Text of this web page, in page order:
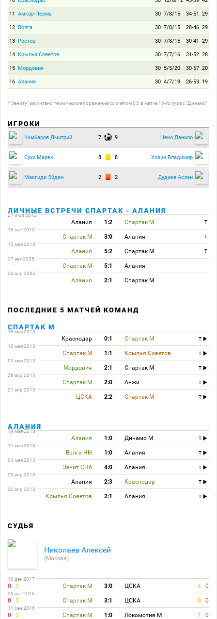
11 Амкар-Пермь 30 7/8/15 34-51 29
12 Волга 30 7/8/15 28-46 29
13 Ростов 30 7/8/15 30-41 29
14 Крылья Советов 30 7/7/16 31-52 28
15 Мордовия 30 5/5/20 30-57 20
16 Алания 30 4/7/19 26-53 19
*"Зениту" засчитано техническое поражение со счетом 0:3 в матче 16-го тура с "Динамо"
ИГРОКИ
Комбаров Дмитрий 7 9 Неко Данило
Сухи Марек 8 8 Хозин Владимир
Макгиди Эйден 2 2 Дудиев Аслан
ЛИЧНЫЕ ВСТРЕЧИ СПАРТАК - АЛАНИЯ
21 июл 2012
Алания 1:2 Спартак М
T
15 окт 2010
Спартак М 3:0 Алания
T
10 мая 2010
Алания 5:2 Спартак М
T
27 авг 2005
Спартак М 5:1 Алания
23 апр 2005
Алания 2:1 Спартак М
ПОСЛЕДНИЕ 5 МАТЧЕЙ КОМАНД
СПАРТАК М
18 мая 2013
Краснодар 0:1 Спартак М
T
10 мая 2013
Спартак М 1:1 Крылья Советов
T
03 мая 2013
Мордовия 2:1 Спартак М
T
28 апр 2013
Спартак М 2:0 Анжи
T
21 апр 2013
ЦСКА 2:2 Спартак М T
АЛАНИЯ
19 мая 2013
Алания 1:0 Динамо М
T
11 мая 2013
Волга НН 1:0 Алания
T
04 мая 2013
Зенит СПб 4:0 Алания
T
29 апр 2013
Алания 2:3 Краснодар
T
20 апр 2013
Крылья Советов 2:1 Алания T
СУДЬЯ
Николаев Алексей
(Москва)
10 дек 2017
0 0 Спартак М 3:0 ЦСКА 4 0
29 окт 2016
0 0 Спартак М 3:1 ЦСКА 0 0
11 сен 2016
0 0 Спартак М 1:0 Локомотив М 1 0